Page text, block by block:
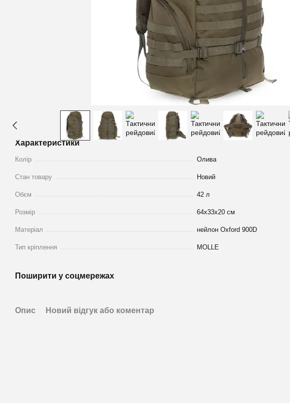
Характеристики
Колір Олива
Стан товару Новий
Обєм 42 л
Розмір 64x33x20 см
Матеріал нейлон Oxford 900D
Тип кріплення MOLLE
Поширити у соцмережах
Опис Новий відгук або коментар